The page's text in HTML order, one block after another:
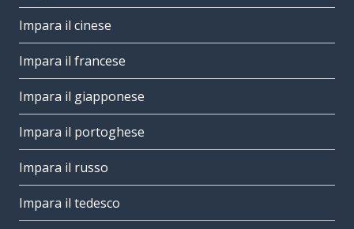
Impara il cinese
Impara il francese
Impara il giapponese
Impara il portoghese
Impara il russo
Impara il tedesco